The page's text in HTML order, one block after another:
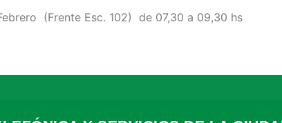
(Frente Esc. 102) de 07,30 a 09,30 hs